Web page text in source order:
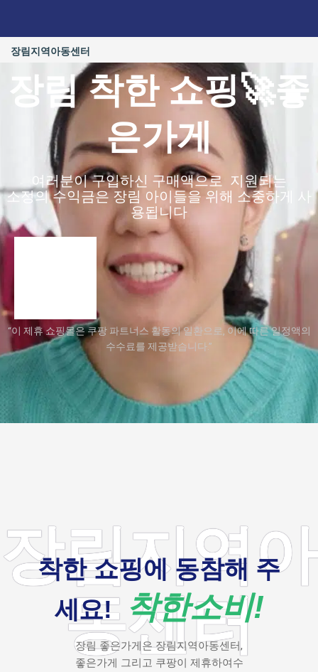
츠
장림지역아동센터
장림 착한 쇼핑🚀좋
은가게
여러분이 구입하신 구매액으로 지원되는
소정의 수익금은 장림 아이들을 위해 소중하게 사
용됩니다
“이 제휴 쇼핑몰은 쿠팡 파트너스 활동의 일환으로, 이에 따른 일정액의
수수료를 제공받습니다.”
장림지역아
동센터
착한 쇼핑에 동참해 주
세요! 착한소비!
장림 좋은가게은 장림지역아동센터,
좋은가게 그리고 쿠팡이 제휴하여수